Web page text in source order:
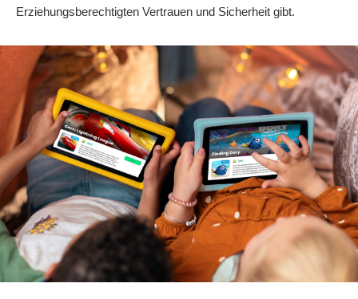
Erziehungsberechtigten Vertrauen und Sicherheit gibt.